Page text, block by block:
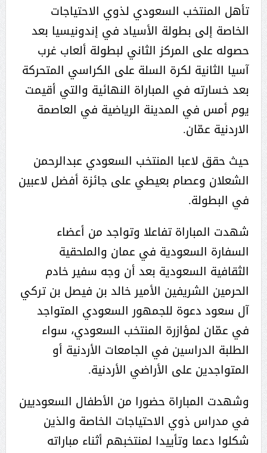
تأهل المنتخب السعودي لذوي الاحتياجات
الخاصة إلى بطولة الأسياد في إندونيسيا بعد
حصوله على المركز الثاني لبطولة ألعاب غرب
آسيا الثانية لكرة السلة على الكراسي المتحركة
بعد خسارته في المباراة النهائية والتي أقيمت
يوم أمس في المدينة الرياضية في العاصمة
الاردنية عمّان.
حيث حقق لاعبا المنتخب السعودي عبدالرحمن
الشعلان وعصام بعيطي على جائزة أفضل لاعبين
في البطولة.
شهدت المباراة تفاعلا وتواجد من أعضاء
السفارة السعودية في عمان والملحقية
الثقافية السعودية بعد أن وجه سفير خادم
الحرمين الشريفين الأمير خالد بن فيصل بن تركي
آل سعود دعوة للجمهور السعودي المتواجد
في عمّان لمؤازرة المنتخب السعودي، سواء
الطلبة الدراسين في الجامعات الأردنية أو
المتواجدين على الأراضي الأردنية.
وشهدت المباراة حضورا من الأطفال السعوديين
في مدراس ذوي الاحتياجات الخاصة والذين
شكلوا دعما وتأييدا لمنتخبهم أثناء مباراته